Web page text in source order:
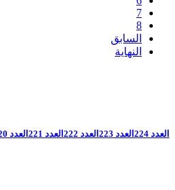
7
8
السابق
النهاية
العدد 224 العدد 223 العدد 222 العدد 221 العدد 220